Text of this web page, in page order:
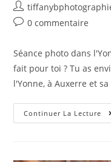
0 commentaire
Séance photo dans
fait pour toi ? Tu as
l'Yonne, à Auxerre et
Continuer La Lecture